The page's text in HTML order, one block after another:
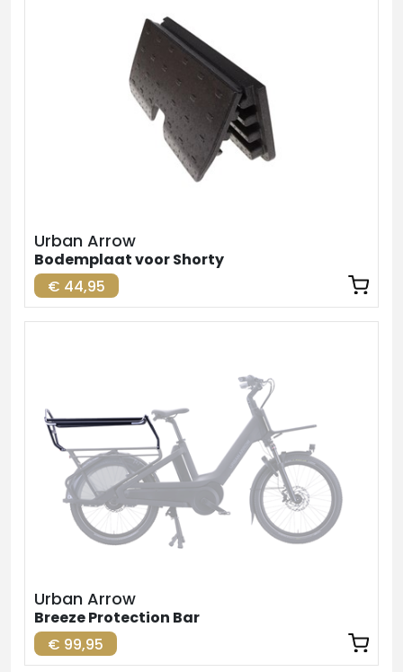
Urban Arrow
Bodemplaat voor Shorty
€ 44,95
Urban Arrow
Breeze Protection Bar
€ 99,95